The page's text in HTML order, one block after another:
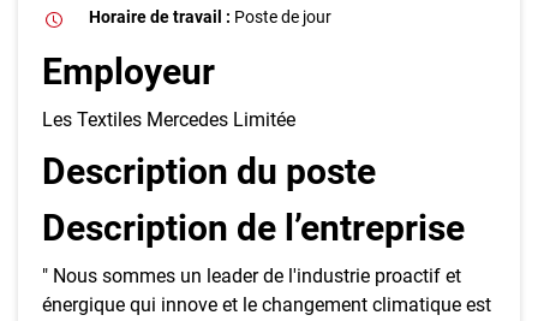
Horaire de travail : Poste de jour
Employeur
Les Textiles Mercedes Limitée
Description du poste
Description de l’entreprise
" Nous sommes un leader de l'industrie proactif et
énergique qui innove et le changement climatique est